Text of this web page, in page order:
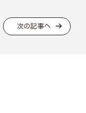
次の記事へ